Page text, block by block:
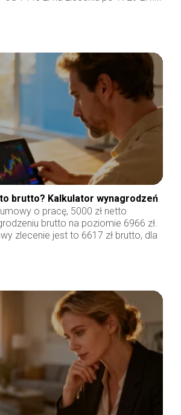
brutto? Kalkulator wynagrodzeń
o pracę, 5000 zł netto
brutto na poziomie 6966 zł.
zlecenie jest to 6617 zł brutto, dla